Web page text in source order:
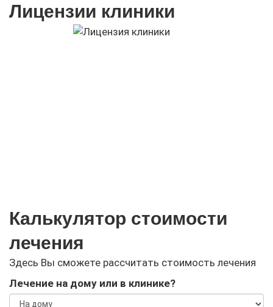
Лицензии клиники
Калькулятор стоимости
лечения
Здесь Вы сможете рассчитать стоимость лечения
Лечение на дому или в клинике?